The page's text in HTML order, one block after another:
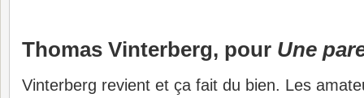
Thomas Vinterberg, pour Une
Vinterberg revient et ça fait du bien. Les